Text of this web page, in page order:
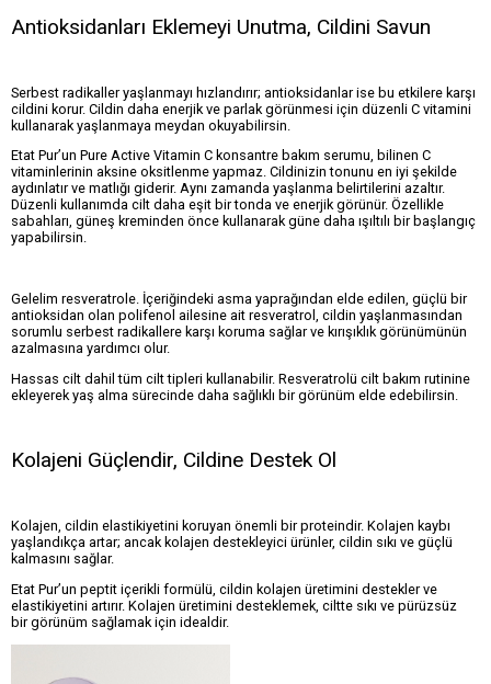
Antioksidanları Eklemeyi Unutma, Cildini Savun
Serbest radikaller yaşlanmayı hızlandırır; antioksidanlar ise bu etkilere karşı
cildini korur. Cildin daha enerjik ve parlak görünmesi için düzenli C vitamini
kullanarak yaşlanmaya meydan okuyabilirsin.
Etat Pur’un Pure Active Vitamin C konsantre bakım serumu, bilinen C
vitaminlerinin aksine oksitlenme yapmaz. Cildinizin tonunu en iyi şekilde
aydınlatır ve matlığı giderir. Aynı zamanda yaşlanma belirtilerini azaltır.
Düzenli kullanımda cilt daha eşit bir tonda ve enerjik görünür. Özellikle
sabahları, güneş kreminden önce kullanarak güne daha ışıltılı bir başlangıç
yapabilirsin.
Gelelim resveratrole. İçeriğindeki asma yaprağından elde edilen, güçlü bir
antioksidan olan polifenol ailesine ait resveratrol, cildin yaşlanmasından
sorumlu serbest radikallere karşı koruma sağlar ve kırışıklık görünümünün
azalmasına yardımcı olur.
Hassas cilt dahil tüm cilt tipleri kullanabilir. Resveratrolü cilt bakım rutinine
ekleyerek yaş alma sürecinde daha sağlıklı bir görünüm elde edebilirsin.
Kolajeni Güçlendir, Cildine Destek Ol
Kolajen, cildin elastikiyetini koruyan önemli bir proteindir. Kolajen kaybı
yaşlandıkça artar; ancak kolajen destekleyici ürünler, cildin sıkı ve güçlü
kalmasını sağlar.
Etat Pur’un peptit içerikli formülü, cildin kolajen üretimini destekler ve
elastikiyetini artırır. Kolajen üretimini desteklemek, ciltte sıkı ve pürüzsüz
bir görünüm sağlamak için idealdir.